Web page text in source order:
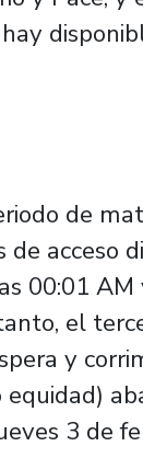
de
de acceso
00:01
el
y
equidad)
3 de